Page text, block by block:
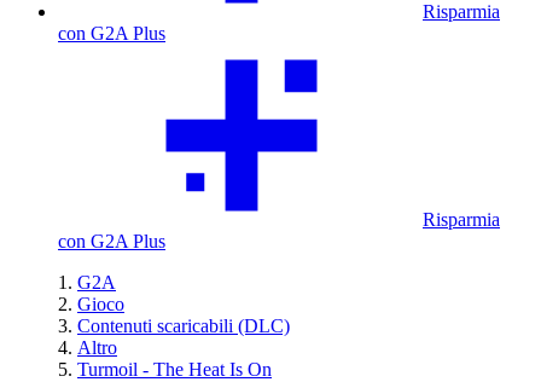
Risparmia
con G2A Plus
Risparmia
con G2A Plus
G2A
Gioco
Contenuti scaricabili (DLC)
Altro
Turmoil - The Heat Is On